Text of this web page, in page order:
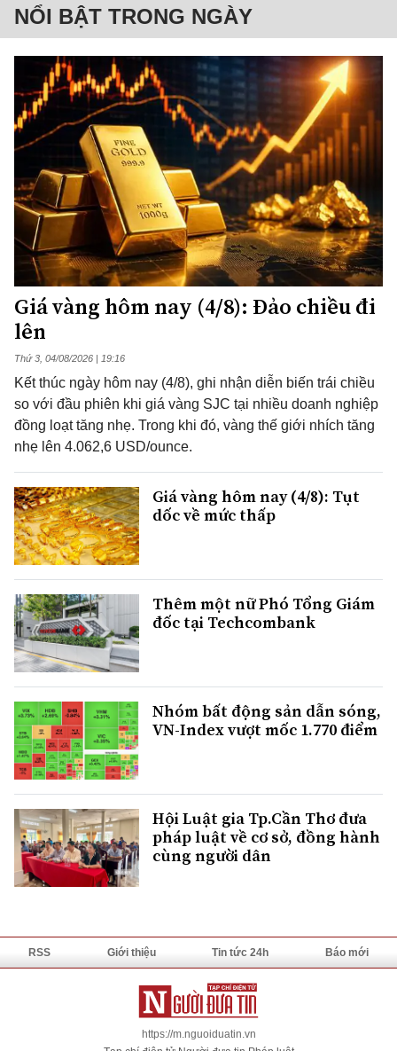
NỔI BẬT TRONG NGÀY
Giá vàng hôm nay (4/8): Đảo chiều đi
lên
Thứ 3, 04/08/2026 | 19:16
Kết thúc ngày hôm nay (4/8), ghi nhận diễn biến trái chiều
so với đầu phiên khi giá vàng SJC tại nhiều doanh nghiệp
đồng loạt tăng nhẹ. Trong khi đó, vàng thế giới nhích tăng
nhẹ lên 4.062,6 USD/ounce.
Giá vàng hôm nay (4/8): Tụt
dốc về mức thấp
Thêm một nữ Phó Tổng Giám
đốc tại Techcombank
Nhóm bất động sản dẫn sóng,
VN-Index vượt mốc 1.770 điểm
Hội Luật gia Tp.Cần Thơ đưa
pháp luật về cơ sở, đồng hành
cùng người dân
RSS Giới thiệu Tin tức 24h Báo mới
https://m.nguoiduatin.vn